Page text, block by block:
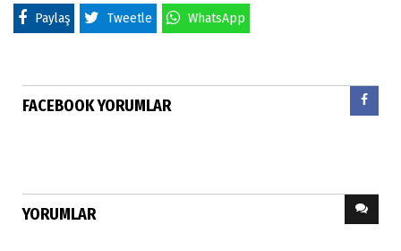
Paylaş Tweetle WhatsApp
FACEBOOK YORUMLAR
YORUMLAR